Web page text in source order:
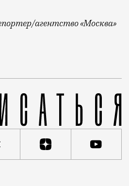
агентство «Москва»
цветах департамента